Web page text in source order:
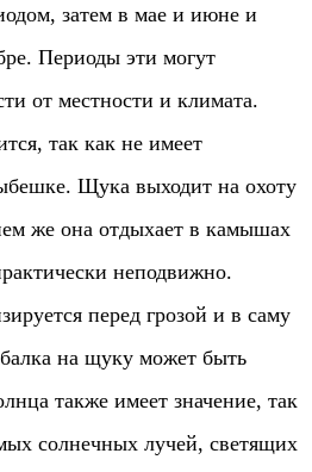
затем в мае и июне и
Периоды эти могут
от местности и климата.
так как не имеет
Щука выходит на охоту
же она отдыхает в камышах
неподвижно.
перед грозой и в саму
на щуку может быть
также имеет значение, так
солнечных лучей, светящих